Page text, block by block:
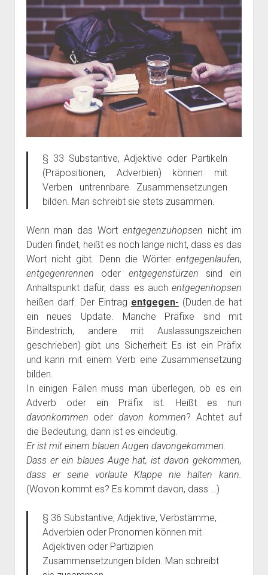
§ 33 Substantive, Adjektive oder Partikeln
(Präpositionen, Adverbien) können mit
Verben untrennbare Zusammensetzungen
bilden. Man schreibt sie stets zusammen.
Wenn man das Wort entgegenzuhopsen nicht im
Duden findet, heißt es noch lange nicht, dass es das
Wort nicht gibt. Denn die Wörterentgegenlaufen,
entgegenrennen oder entgegenstürzen sind ein
Anhaltspunkt dafür, dass es auchentgegenhopsen
heißen darf. Der Eintrag entgegen- (Duden.de hat
ein neues Update. Manche Präfixe sind mit
Bindestrich, andere mit Auslassungszeichen
geschrieben) gibt uns Sicherheit: Es ist ein Präfix
und kann mit einem Verb eine Zusammensetzung
bilden.
In einigen Fällen muss man überlegen, ob es ein
Adverb oder ein Präfix ist. Heißt es nun
davonkommen oderdavon kommen? Achtet auf
die Bedeutung, dann ist es eindeutig.
Er ist mit einem blauen Augen davongekommen.
Dass er ein blaues Auge hat, ist davon gekommen,
dass er seine vorlaute Klappe nie halten kann.
(Wovon kommt es? Es kommt davon, dass …)
§ 36 Substantive, Adjektive, Verbstämme,
Adverbien oder Pronomen können mit
Adjektiven oder Partizipien
Zusammensetzungen bilden. Man schreibt